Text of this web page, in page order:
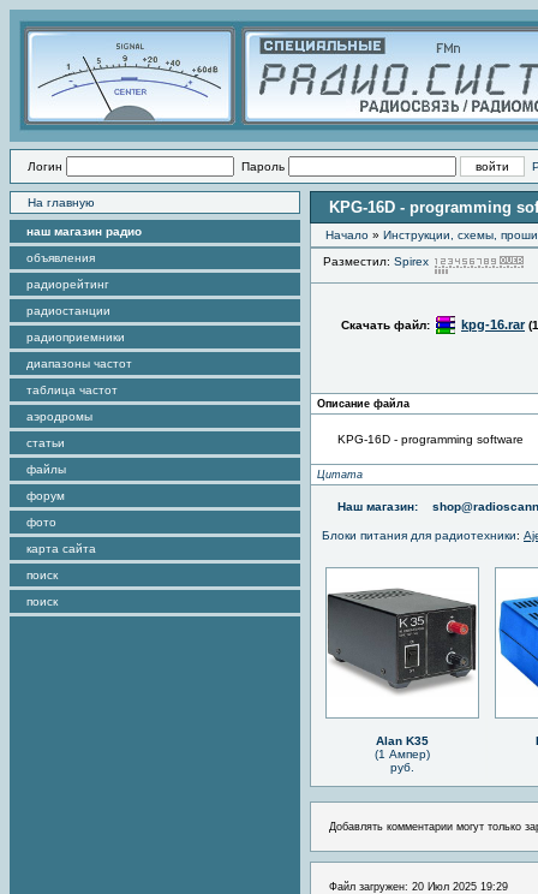
Логин Пароль
На главную
наш магазин радио
объявления
радиорейтинг
радиостанции
радиоприемники
диапазоны частот
таблица частот
аэродромы
статьи
файлы
форум
фото
карта сайта
поиск
поиск
KPG-16D - programming
Начало » Инструкции, схемы,
Разместил: Spirex
Скачать файл: kpg-16.rar
Описание файла
KPG-16D - programming software
Цитата
Наш магазин:
Блоки питания для радиотехники:
Alan K35
(1 Ампер)
руб.
Добавлять комментарии могут только
Файл загружен: 20 Июл 2025 19:29